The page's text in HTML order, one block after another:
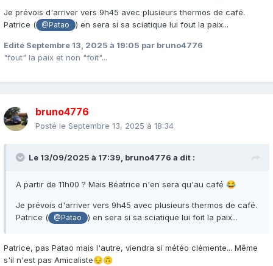
Je prévois d'arriver vers 9h45 avec plusieurs thermos de café.
Patrice (
@Patao ) en sera si sa sciatique lui fout la paix...
Edité Septembre 13, 2025 à 19:05 par bruno4776
"fout" la paix et non "foit"...
bruno4776
Posté le Septembre 13, 2025 à 18:34
Le 13/09/2025 à 17:39, bruno4776 a dit :
A partir de 11h00 ? Mais Béatrice n'en sera qu'au café 😂
Je prévois d'arriver vers 9h45 avec plusieurs thermos de café.
Patrice (
@Patao ) en sera si sa sciatique lui foit la paix...
Patrice, pas Patao mais l'autre, viendra si météo clémente... Même
s'il n'est pas Amicaliste😔🙃